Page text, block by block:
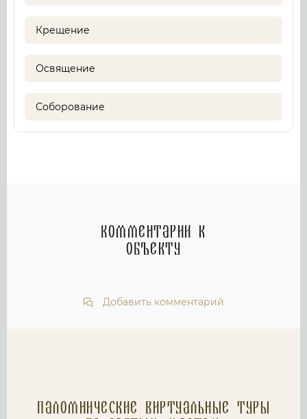
Крещение
Освящение
Соборование
Комментарии к
объекту
Добавить комментарий
Паломнические Виртуальные туры